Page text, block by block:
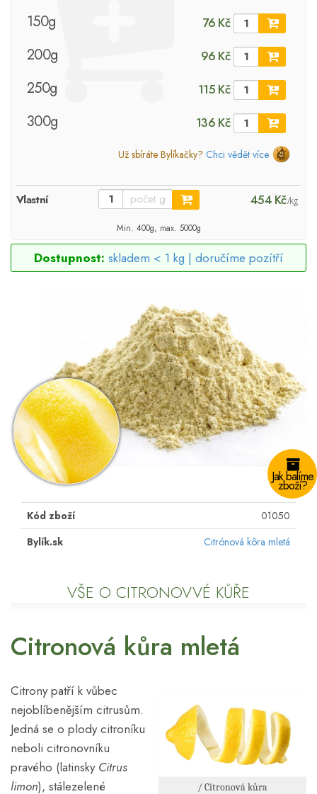
150g 76 Kč
200g 96 Kč
250g 115 Kč
300g 136 Kč
Už sbíráte Bylíkačky? Chci vědět více
Vlastní 454 Kč/kg
Min. 400g, max. 5000g
Dostupnost: skladem < 1 kg | doručíme pozítří
Jak balíme
zboží?
Kód zboží
01050
Bylík.sk
Citrónová kôra mletá
VŠE O CITRONOVVÉ KŮŘE
Citronová kůra mletá
/ Citronová kůra
Citrony patří k vůbec
nejoblíbenějším citrusům.
Jedná se o plody citroníku
neboli citronovníku
pravého (latinsky Citrus
limon), stálezelené